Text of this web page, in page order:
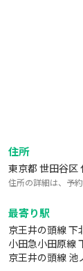
住所
東京都 世田谷区
住所の詳細は、予
最寄り駅
京王井の頭線 下
小田急小田原線
京王井の頭線 池